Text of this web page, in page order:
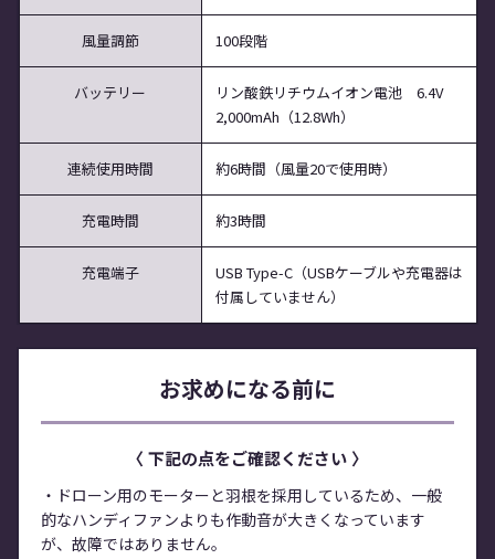
風量調節 100段階
バッテリー
リン酸鉄リチウムイオン電池 6.4V
2,000mAh（12.8Wh）
連続使用時間 約6時間（風量20で使用時）
充電時間 約3時間
充電端子
USB Type-C（USBケーブルや充電器は
付属していません）
お求めになる前に
〈 下記の点をご確認ください 〉
・ドローン用のモーターと羽根を採用しているため、一般
的なハンディファンよりも作動音が大きくなっています
が、故障ではありません。